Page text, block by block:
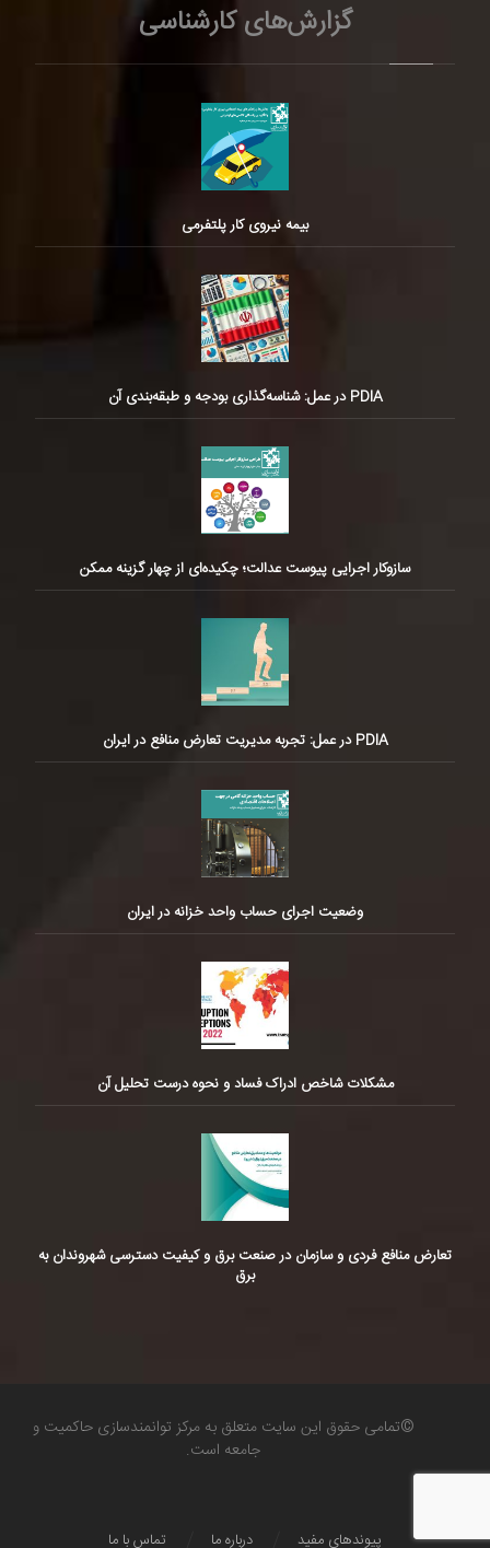
گزارش‌های کارشناسی
بیمه نیروی کار پلتفرمی
PDIA در عمل: شناسه‌گذاری بودجه و طبقه‌بندی آن
سازوکار اجرایی پیوست عدالت؛ چکیده‌ای از چهار گزینه ممکن
PDIA در عمل: تجربه مدیریت تعارض منافع در ایران
وضعیت اجرای حساب واحد خزانه در ایران
مشکلات شاخص ادراک فساد و نحوه درست تحلیل آن
تعارض منافع فردی و سازمان در صنعت برق و کیفیت دسترسی شهروندان به
برق
©تمامی حقوق این سایت متعلق به مرکز توانمندسازی حاکمیت و
جامعه است.
تماس با ما درباره ما پیوندهای مفید